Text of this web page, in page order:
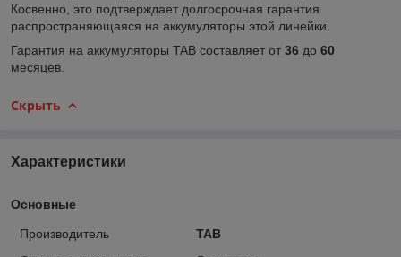
Косвенно, это подтверждает долгосрочная гарантия
распространяющаяся на аккумуляторы этой линейки.
Гарантия на аккумуляторы TAB составляет от 36 до 60
месяцев.
Скрыть
Характеристики
Основные
Производитель
TAB